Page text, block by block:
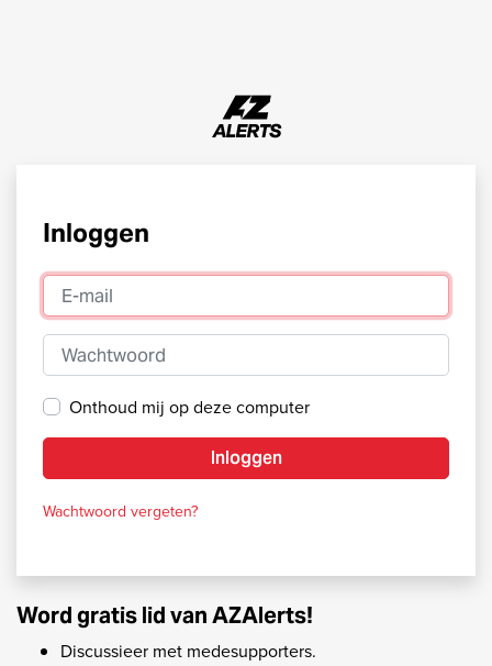
Inloggen
E-mail
Wachtwoord
Onthoud mij op deze computer
Inloggen
Wachtwoord vergeten?
Word gratis lid van AZAlerts!
Discussieer met medesupporters.